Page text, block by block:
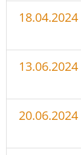
18.04.2024
13.06.2024
20.06.2024